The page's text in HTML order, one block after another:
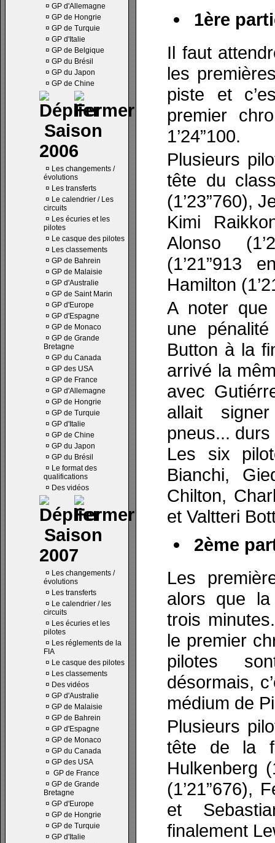
¤ GP d'Allemagne
¤ GP de Hongrie
¤ GP de Turquie
¤ GP d'Italie
¤ GP de Belgique
¤ GP du Brésil
¤ GP du Japon
¤ GP de Chine
Saison
2006
¤ Les changements /
évolutions
¤ Les transferts
¤ Le calendrier / Les
circuits
¤ Les écuries et les
pilotes
¤ Le casque des pilotes
¤ Les classements
¤ GP de Bahrein
¤ GP de Malaisie
¤ GP d'Australie
¤ GP de Saint Marin
¤ GP d'Europe
¤ GP d'Espagne
¤ GP de Monaco
¤ GP de Grande
Bretagne
¤ GP du Canada
¤ GP des USA
¤ GP de France
¤ GP d'Allemagne
¤ GP de Hongrie
¤ GP de Turquie
¤ GP d'Italie
¤ GP de Chine
¤ GP du Japon
¤ GP du Brésil
¤ Le format des
qualifications
¤ Des vidéos
Saison
2007
¤ Les changements /
évolutions
¤ Les transferts
¤ Le calendrier / les
circuits
¤ Les écuries et les
pilotes
¤ Les réglements de la
FIA
¤ Le casque des pilotes
¤ Les classements
¤ Des vidéos
¤ GP d'Australie
¤ GP de Malaisie
¤ GP de Bahrein
¤ GP d'Espagne
¤ GP de Monaco
¤ GP du Canada
¤ GP des USA
¤ GP de France
¤ GP de Grande
Bretagne
¤ GP d'Europe
¤ GP de Hongrie
¤ GP de Turquie
¤ GP d'Italie
1ère
Il faut
les
piste et
premier
1’24”100.
Plusieurs
tête du
(1’23”760),
Kimi
Alonso
(1’21”913
Hamilton
A noter que
une
Button à la
arrivé la
avec
allait
pneus... durs
Les six
Bianchi,
Chilton,
et Valtteri
2ème
Les
alors que
trois
le premier
pilotes
désormais,
médium de
Plusieurs
tête de la
Hulkenberg
(1’21”676),
et
finalement